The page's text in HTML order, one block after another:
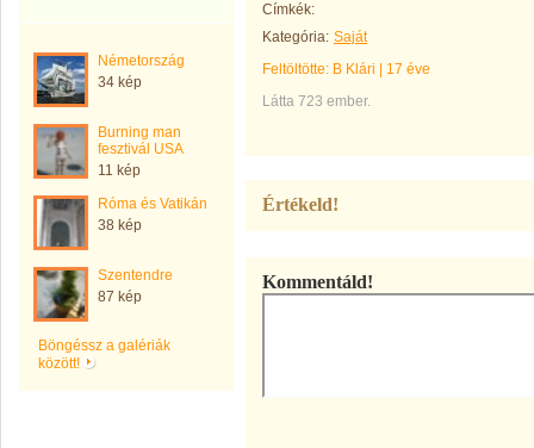
Németország
34 kép
Burning man
fesztivál USA
11 kép
Róma és Vatikán
38 kép
Szentendre
87 kép
Böngéssz a galériák
között!
Címkék:
Kategória: Saját
Feltöltötte: B Klári
17 éve
Látta 723 ember.
Értékeld!
Kommentáld!